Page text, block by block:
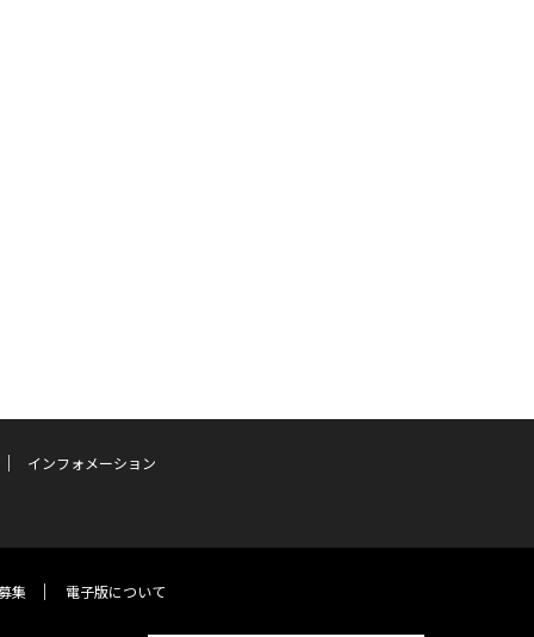
インフォメーション
集 電子版について